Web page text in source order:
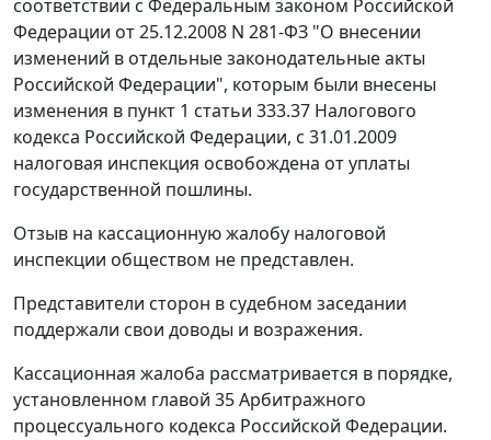
соответствии с Федеральным законом Российской
Федерации от 25.12.2008 N 281-ФЗ "О внесении
изменений в отдельные законодательные акты
Российской Федерации", которым были внесены
изменения в пункт 1 статьи 333.37 Налогового
кодекса Российской Федерации, с 31.01.2009
налоговая инспекция освобождена от уплаты
государственной пошлины.
Отзыв на кассационную жалобу налоговой
инспекции обществом не представлен.
Представители сторон в судебном заседании
поддержали свои доводы и возражения.
Кассационная жалоба рассматривается в порядке,
установленном главой 35Арбитражного
процессуального кодекса Российской Федерации.